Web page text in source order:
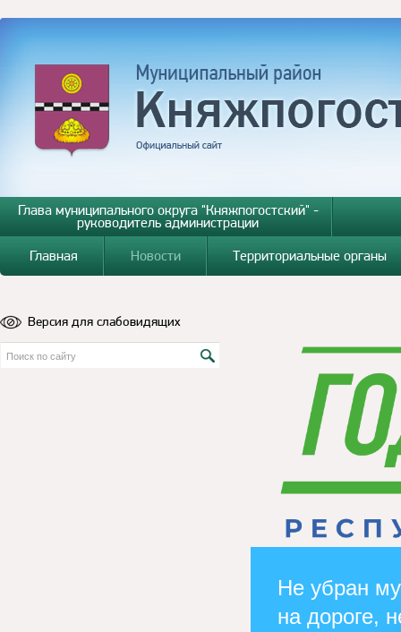
Глава муниципального округа "Княжпогостский" -
руководитель администрации
Главная
Новости Территориальные органы
Версия для слабовидящих
Не убран
на дороге,